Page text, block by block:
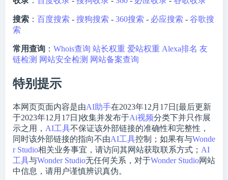
搜索 ： 百度搜索 - 搜狗搜索 - 360搜索 - 必应搜索 - 谷歌搜
索
常用查询 ： Whois查询 站长权重 爱站权重 Alexa排名 友
链检测 网站安全检测 网站备案查询
特别提示
本网页页面内容是由AI助手在2023年12月17日[最后更新
于2023年12月17日]收集并发布于Ai视频分类下并只作展
示之用， AI工具不保证该外部链接的准确性和完整性，
同时该外部链接的指向不由AI工具控制；如果有与Wonde
r Studio相关业务事宜，请访问其网站获取联系方式； AI
工具与Wonder Studio无任何关系，对于Wonder Studio网站
中信息，请用户谨慎辨识真伪。